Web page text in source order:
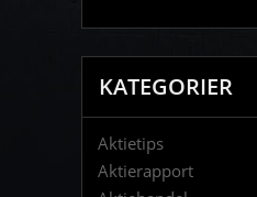
KATEGORIER
Aktietips
Aktierapport